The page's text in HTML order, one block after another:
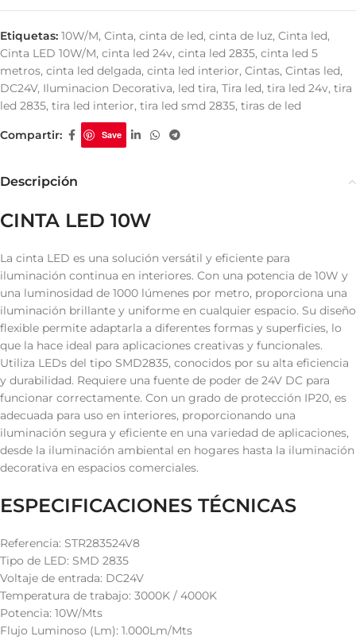
Etiquetas: 10W/M, Cinta, cinta de led, cinta de luz, Cinta led,
Cinta LED 10W/M, cinta led 24v, cinta led 2835, cinta led 5
metros, cinta led delgada, cinta led interior, Cintas, Cintas led,
DC24V, Iluminacion Decorativa, led tira, Tira led, tira led 24v, tira
led 2835, tira led interior, tira led smd 2835, tiras de led
Compartir: Save
Descripción
CINTA LED 10W
La cinta LED es una solución versátil y eficiente para
iluminación continua en interiores. Con una potencia de 10W y
una luminosidad de 1000 lúmenes por metro, proporciona una
iluminación brillante y uniforme en cualquier espacio. Su diseño
flexible permite adaptarla a diferentes formas y superficies, lo
que la hace ideal para aplicaciones creativas y funcionales.
Utiliza LEDs del tipo SMD2835, conocidos por su alta eficiencia
y durabilidad. Requiere una fuente de poder de 24V DC para
funcionar correctamente. Con un grado de protección IP20, es
adecuada para uso en interiores, proporcionando una
iluminación segura y eficiente en una variedad de aplicaciones,
desde la iluminación ambiental en hogares hasta la iluminación
decorativa en espacios comerciales.
ESPECIFICACIONES TÉCNICAS
Referencia: STR283524V8
Tipo de LED: SMD 2835
Voltaje de entrada: DC24V
Temperatura de trabajo: 3000K / 4000K
Potencia: 10W/Mts
Flujo Luminoso (Lm): 1.000Lm/Mts